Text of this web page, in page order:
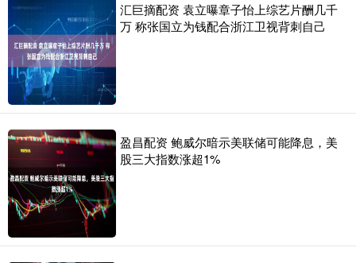
汇巨摘配资 袁立曝章子怡上综艺片酬几千
万 称张国立为钱配合浙江卫视背刺自己
盈昌配资 鲍威尔暗示美联储可能降息，美
股三大指数涨超1%